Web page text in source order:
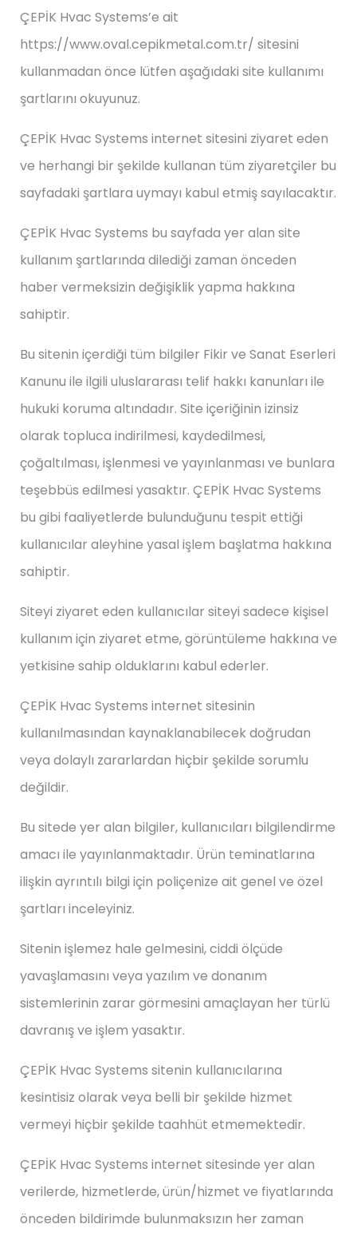
ÇEPİK Hvac Systems’e ait
https://www.oval.cepikmetal.com.tr/ sitesini
kullanmadan önce lütfen aşağıdaki site kullanımı
şartlarını okuyunuz.
ÇEPİK Hvac Systems internet sitesini ziyaret eden
ve herhangi bir şekilde kullanan tüm ziyaretçiler bu
sayfadaki şartlara uymayı kabul etmiş sayılacaktır.
ÇEPİK Hvac Systems bu sayfada yer alan site
kullanım şartlarında dilediği zaman önceden
haber vermeksizin değişiklik yapma hakkına
sahiptir.
Bu sitenin içerdiği tüm bilgiler Fikir ve Sanat Eserleri
Kanunu ile ilgili uluslararası telif hakkı kanunları ile
hukuki koruma altındadır. Site içeriğinin izinsiz
olarak topluca indirilmesi, kaydedilmesi,
çoğaltılması, işlenmesi ve yayınlanması ve bunlara
teşebbüs edilmesi yasaktır. ÇEPİK Hvac Systems
bu gibi faaliyetlerde bulunduğunu tespit ettiği
kullanıcılar aleyhine yasal işlem başlatma hakkına
sahiptir.
Siteyi ziyaret eden kullanıcılar siteyi sadece kişisel
kullanım için ziyaret etme, görüntüleme hakkına ve
yetkisine sahip olduklarını kabul ederler.
ÇEPİK Hvac Systems internet sitesinin
kullanılmasından kaynaklanabilecek doğrudan
veya dolaylı zararlardan hiçbir şekilde sorumlu
değildir.
Bu sitede yer alan bilgiler, kullanıcıları bilgilendirme
amacı ile yayınlanmaktadır. Ürün teminatlarına
ilişkin ayrıntılı bilgi için poliçenize ait genel ve özel
şartları inceleyiniz.
Sitenin işlemez hale gelmesini, ciddi ölçüde
yavaşlamasını veya yazılım ve donanım
sistemlerinin zarar görmesini amaçlayan her türlü
davranış ve işlem yasaktır.
ÇEPİK Hvac Systems sitenin kullanıcılarına
kesintisiz olarak veya belli bir şekilde hizmet
vermeyi hiçbir şekilde taahhüt etmemektedir.
ÇEPİK Hvac Systems internet sitesinde yer alan
verilerde, hizmetlerde, ürün/hizmet ve fiyatlarında
önceden bildirimde bulunmaksızın her zaman